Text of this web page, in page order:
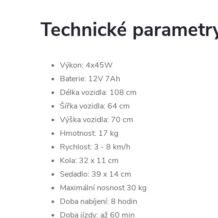
Technické
Výkon: 4x45W
Baterie: 12V 7Ah
Délka vozidla: 108 cm
Šířka vozidla: 64 cm
Výška vozidla: 70 cm
Hmotnost: 17 kg
Rychlost: 3 - 8 km/h
Kola: 32 x 11 cm
Sedadlo: 39 x 14 cm
Maximální nosnost 30 kg
Doba nabíjení: 8 hodin
Doba jízdy: až 60 min